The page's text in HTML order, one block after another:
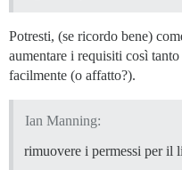
Potresti, (se ricordo bene)
aumentare i requisiti così
facilmente (o affatto?).
Ian Manning:
rimuovere i permessi per il